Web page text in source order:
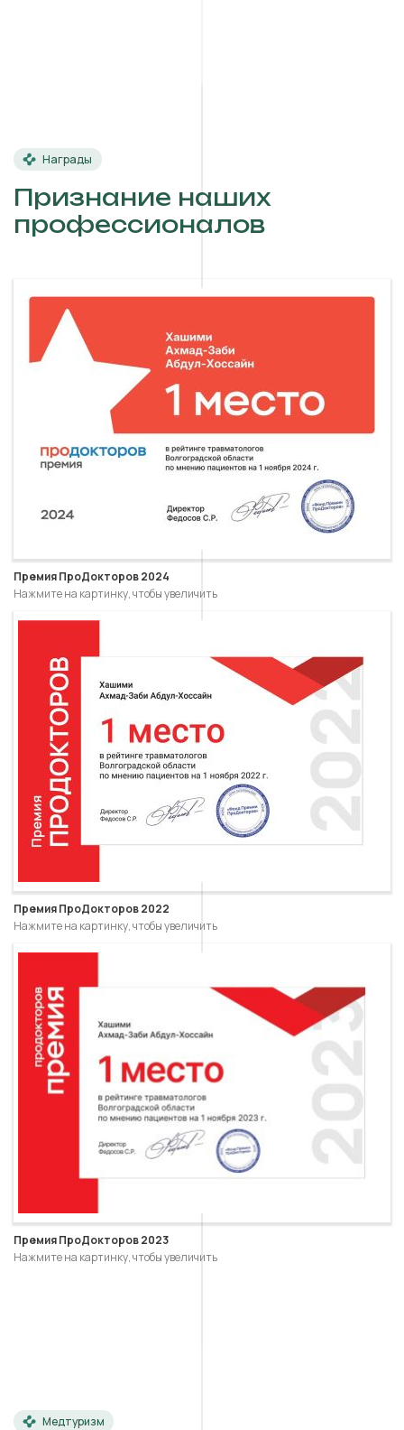
Награды
Признание наших
профессионалов
Премия ПроДокторов 2024
Нажмите на картинку, чтобы увеличить
Премия ПроДокторов 2022
Нажмите на картинку, чтобы увеличить
Премия ПроДокторов 2023
Нажмите на картинку, чтобы увеличить
Медтуризм